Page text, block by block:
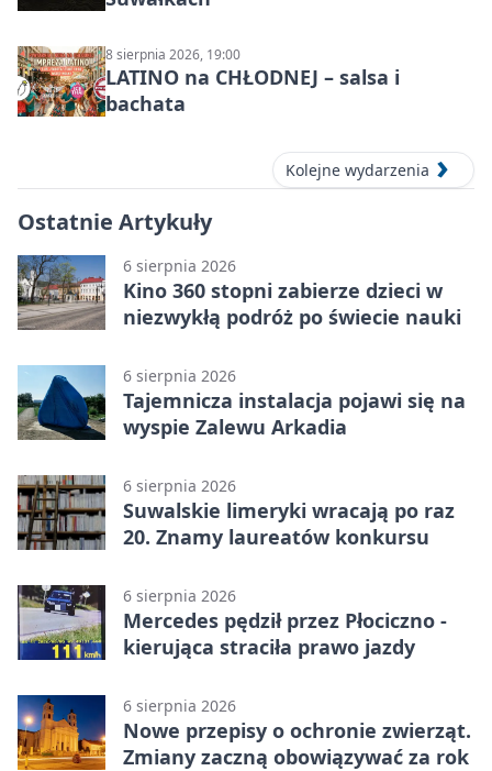
8 sierpnia 2026, 19:00
LATINO na CHŁODNEJ – salsa i
bachata
Kolejne wydarzenia
Ostatnie Artykuły
6 sierpnia 2026
Kino 360 stopni zabierze dzieci w
niezwykłą podróż po świecie nauki
6 sierpnia 2026
Tajemnicza instalacja pojawi się na
wyspie Zalewu Arkadia
6 sierpnia 2026
Suwalskie limeryki wracają po raz
20. Znamy laureatów konkursu
6 sierpnia 2026
Mercedes pędził przez Płociczno -
kierująca straciła prawo jazdy
6 sierpnia 2026
Nowe przepisy o ochronie zwierząt.
Zmiany zaczną obowiązywać za rok